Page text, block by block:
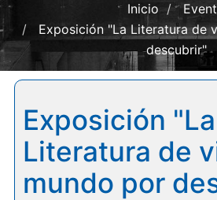
Inicio
Exposición "La Literatura de
descubrir"
Exposición "La
Literatura de
mundo por